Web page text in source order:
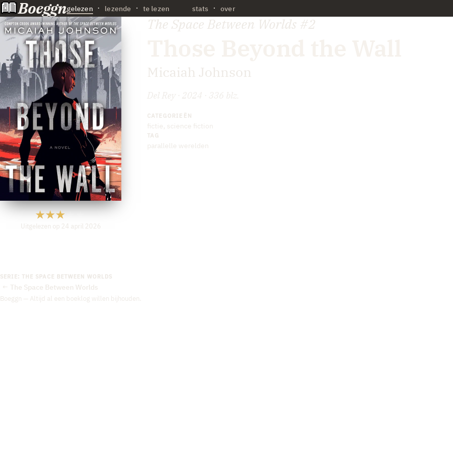
Boeggngelezen lezende te lezen stats · over
Uitgelezen op 24 april 2026
The Space Between Worlds #2
Micaiah Johnson
Del Rey · 2024 · 336 blz.
CATEGORIEËN
fictie science fiction
TAG
parallelle werelden
SERIE: THE SPACE BETWEEN WORLDS
← The Space Between Worlds
Boeggn — Altijd al een boeklog willen bijhouden.